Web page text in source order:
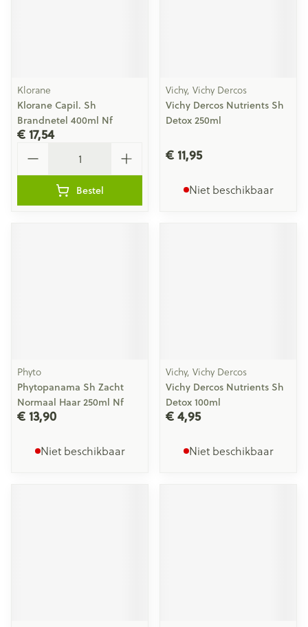
Klorane
Klorane Capil. Sh
Brandnetel 400ml Nf
€ 17,54
Bestel
Vichy, Vichy Dercos
Vichy Dercos Nutrients Sh
Detox 250ml
€ 11,95
Niet beschikbaar
Phyto
Phytopanama Sh Zacht
Normaal Haar 250ml Nf
€ 13,90
Niet beschikbaar
Vichy, Vichy Dercos
Vichy Dercos Nutrients Sh
Detox 100ml
€ 4,95
Niet beschikbaar